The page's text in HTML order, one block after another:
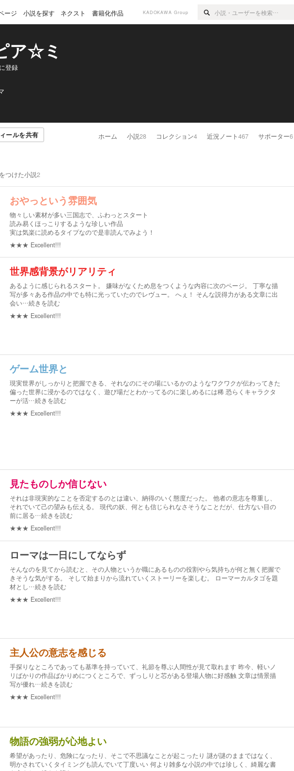
ージ 小説を探す ネクスト 書籍化作品 KADOKAWA Group
ア☆ミ
に登録
ールを共有 ホーム 小説28 コレクション4 近況ノート467 サポーター6
つけた小説2
おやっという雰囲気
物々しい素材が多い三国志で、ふわっとスタート
読み易くほっこりするような珍しい作品
実は気楽に読めるタイプなので是非読んでみよう！
★★★ Excellent!!!
世界感背景がリアリティ
あるように感じられるスタート。 嫌味がなくため息をつくような内容に次のページ。 丁寧な描
写が多々ある作品の中でも特に光っていたのでレヴュー。 へぇ！ そんな説得力がある文章に出
会い…続きを読む
★★★ Excellent!!!
ゲーム世界と
現実世界がしっかりと把握できる、それなのにその場にいるかのようなワクワクが伝わってきた
偏った世界に浸かるのではなく、遊び場だとわかってるのに楽しめるには稀 恐らくキャラクタ
ーが活…続きを読む
★★★ Excellent!!!
見たものしか信じない
それは非現実的なことを否定するのとは違い、納得のいく態度だった。 他者の意志を尊重し、
それでいて己の望みも伝える。 現代の妖、何とも信じられなさそうなことだが、仕方ない目の
前に居る…続きを読む
★★★ Excellent!!!
ローマは一日にしてならず
そんなのを見てから読むと、その人物というか職にあるものの役割やら気持ちが何と無く把握で
きそうな気がする。 そして始まりから流れていくストーリーを楽しむ。 ローマーカルタゴを題
材とし…続きを読む
★★★ Excellent!!!
主人公の意志を感じる
手探りなところであっても基準を持っていて、礼節を尊ぶ人間性が見て取れます 昨今、軽いノ
リばかりの作品ばかりめにつくところで、ずっしりと芯がある登場人物に好感触 文章は情景描
写が優れ…続きを読む
★★★ Excellent!!!
物語の強弱が心地よい
希望があったり、危険になったり、そこで不思議なことが起こったり 謎が謎のままではなく、
明かされていくタイミングも読んでいて丁度いい 何より雑多な小説の中では珍しく、綺麗な書